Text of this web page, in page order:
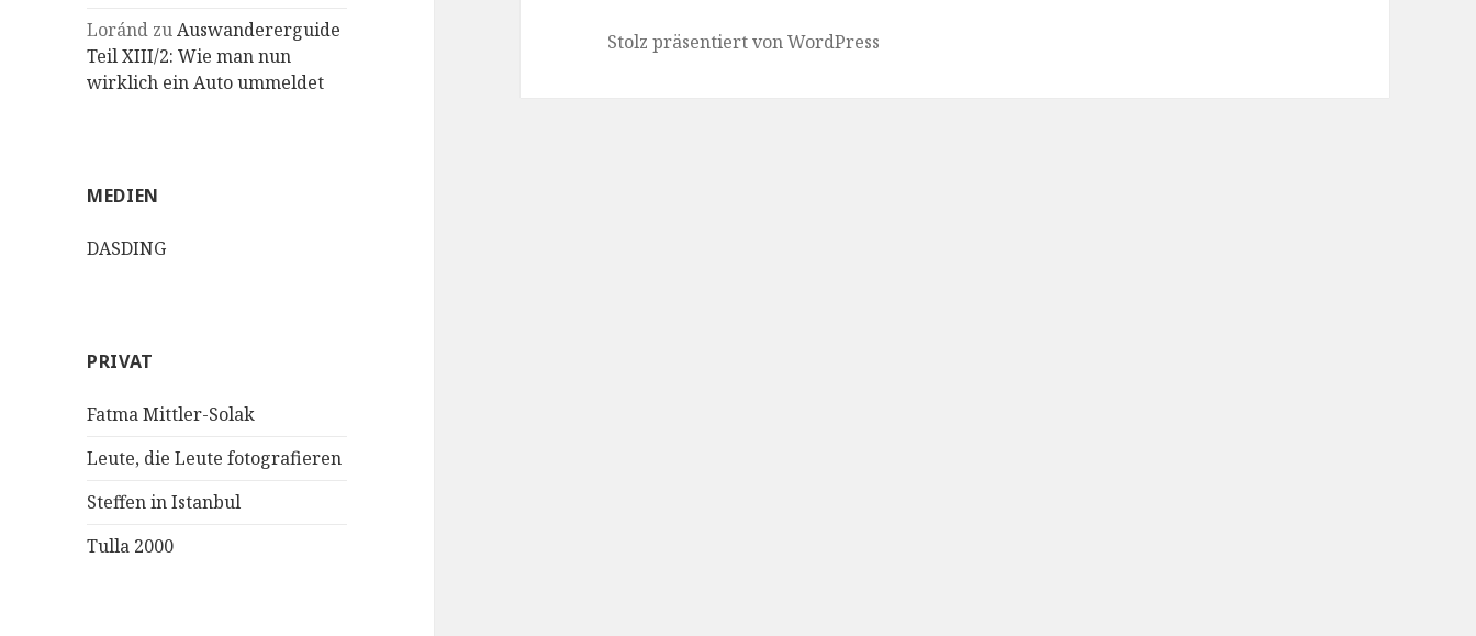
Loránd zuAuswandererguide
Teil XIII/2: Wie man nun
wirklich ein Auto ummeldet
MEDIEN
DASDING
PRIVAT
Fatma Mittler-Solak
Leute, die Leute fotografieren
Steffen in Istanbul
Tulla 2000
Stolz präsentiert von WordPress